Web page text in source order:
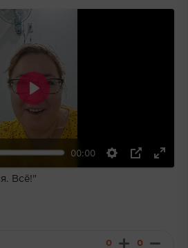
00:00
Воспроизвести
Всё!"
0 0